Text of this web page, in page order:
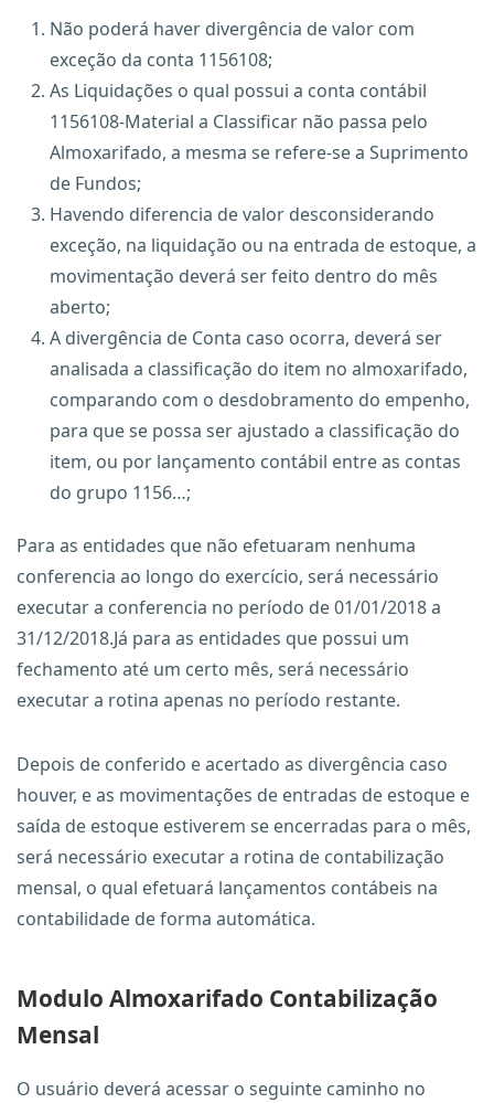
Não poderá haver divergência de valor com
exceção da conta 1156108;
As Liquidações o qual possui a conta contábil
1156108-Material a Classificar não passa pelo
Almoxarifado, a mesma se refere-se a Suprimento
de Fundos;
Havendo diferencia de valor desconsiderando
exceção, na liquidação ou na entrada de estoque, a
movimentação deverá ser feito dentro do mês
aberto;
A divergência de Conta caso ocorra, deverá ser
analisada a classificação do item no almoxarifado,
comparando com o desdobramento do empenho,
para que se possa ser ajustado a classificação do
item, ou por lançamento contábil entre as contas
do grupo 1156…;
Para as entidades que não efetuaram nenhuma
conferencia ao longo do exercício, será necessário
executar a conferencia no período de 01/01/2018 a
31/12/2018.Já para as entidades que possui um
fechamento até um certo mês, será necessário
executar a rotina apenas no período restante.
Depois de conferido e acertado as divergência caso
houver, e as movimentações de entradas de estoque e
saída de estoque estiverem se encerradas para o mês,
será necessário executar a rotina de contabilização
mensal, o qual efetuará lançamentos contábeis na
contabilidade de forma automática.
Modulo Almoxarifado Contabilização
Mensal
O usuário deverá acessar o seguinte caminho no